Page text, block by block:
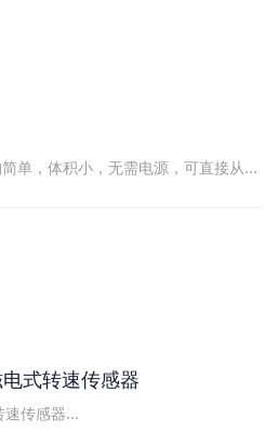
单，体积小，无需电源，可直接从...
式转速传感器
速传感器...